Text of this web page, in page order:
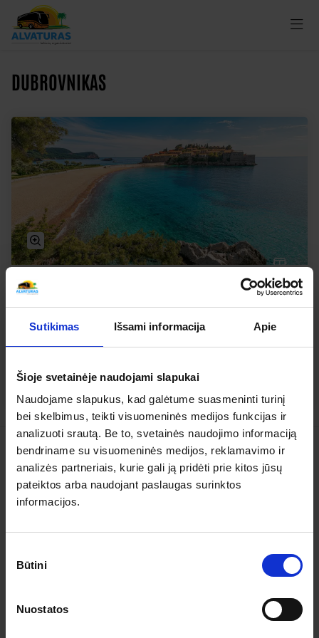
Sutikimas Išsami informacija Apie
Šioje svetainėje naudojami slapukai
Naudojame slapukus, kad galėtume suasmeninti turinį
bei skelbimus, teikti visuomeninės medijos funkcijas ir
analizuoti srautą. Be to, svetainės naudojimo informaciją
bendriname su visuomeninės medijos, reklamavimo ir
analizės partneriais, kurie gali ją pridėti prie kitos jūsų
pateiktos arba naudojant paslaugas surinktos
informacijos.
pasirinkimas
Būtini
Nuostatos
DUBROVNIKAS
Paslaptingieji Balkanai su poilsiu prie Adrijos
jūros įspūdingoje Juodkalnijoje
Nuo 929 €
Kelionės
Garantuoti išvykimai
Kontaktai
Pagalba ir informacija